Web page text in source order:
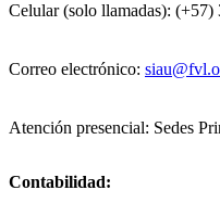
Celular (solo llamadas):
Correo electrónico:
Atención presencial: Sedes
Contabilidad: